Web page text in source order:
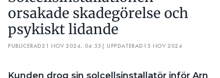
orsakade skadegörelse och
psykiskt lidande
PUBLICERAD21 NOV 2024, 04:55 | UPPDATERAD 15 NOV 2024
Kunden drog sin solcellsinstallatör inför Arn